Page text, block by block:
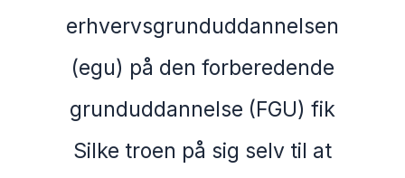
erhvervsgrunduddannelsen
(egu) på den forberedende
grunduddannelse (FGU) fik
Silke troen på sig selv til at